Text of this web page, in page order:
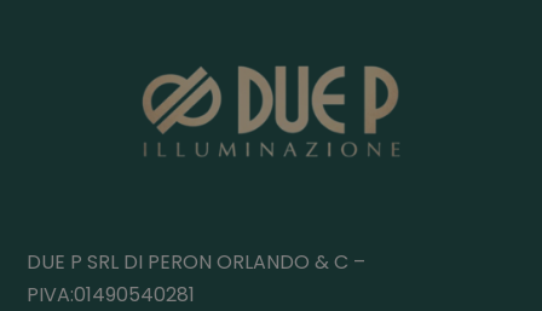
DUE P SRL DI PERON ORLANDO & C –
PIVA:01490540281